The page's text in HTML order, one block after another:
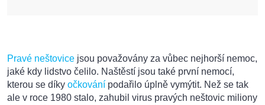
Pravé neštovice jsou považovány za vůbec nejhorší nemoc,
jaké kdy lidstvo čelilo. Naštěstí jsou také první nemocí,
kterou se díky očkování podařilo úplně vymýtit. Než se tak
ale v roce 1980 stalo, zahubil virus pravých neštovic miliony